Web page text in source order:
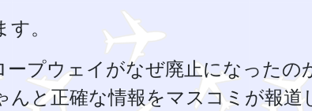
。
ープウェイがなぜ廃止になったの
んと正確な情報をマスコミが報道